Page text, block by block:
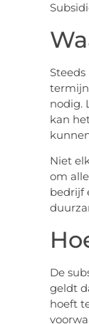
termijn
nodig.
kan
Niet
om
bedrijf
De
geldt
hoeft